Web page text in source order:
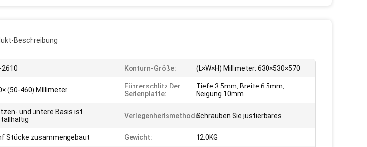
Beschreibung
2610 Konturn-Größe: (L×W×H) Millimeter: 630×530×570
(50-460) Millimeter
Führerschlitz Der
Seitenplatte:
Tiefe 3.5mm, Breite 6.5mm,
Neigung 10mm
und untere Basis ist
Verlegenheitsmethode:Schrauben Sie justierbares
Stücke zusammengebaut Gewicht: 12.0KG